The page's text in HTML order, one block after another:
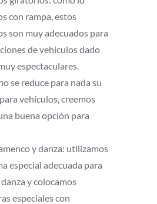
con rampa, estos
son muy adecuados para
de vehículos dado
espectaculares.
se reduce para nada su
vehículos, creemos
buena opción para
y danza: utilizamos
especial adecuada para
y colocamos
especiales con